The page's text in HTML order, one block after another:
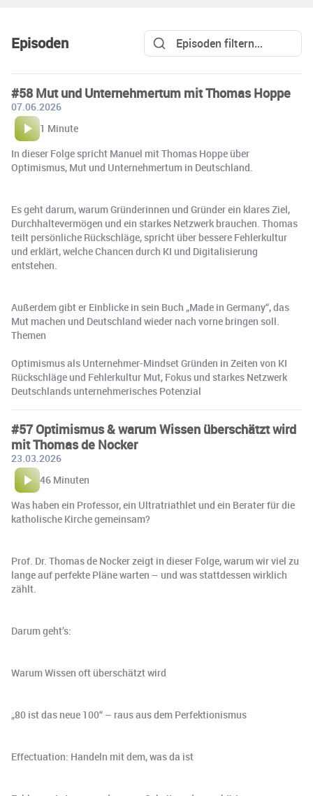
Episoden
#58 Mut und Unternehmertum mit Thomas Hoppe
07.06.2026
1 Minute
In dieser Folge spricht Manuel mit Thomas Hoppe über
Optimismus, Mut und Unternehmertum in Deutschland.
Es geht darum, warum Gründerinnen und Gründer ein klares Ziel,
Durchhaltevermögen und ein starkes Netzwerk brauchen. Thomas
teilt persönliche Rückschläge, spricht über bessere Fehlerkultur
und erklärt, welche Chancen durch KI und Digitalisierung
entstehen.
Außerdem gibt er Einblicke in sein Buch „Made in Germany“, das
Mut machen und Deutschland wieder nach vorne bringen soll.
Themen
Optimismus als Unternehmer-Mindset Gründen in Zeiten von KI
Rückschläge und Fehlerkultur Mut, Fokus und starkes Netzwerk
Deutschlands unternehmerisches Potenzial
#57 Optimismus & warum Wissen überschätzt wird
mit Thomas de Nocker
23.03.2026
46 Minuten
Was haben ein Professor, ein Ultratriathlet und ein Berater für die
katholische Kirche gemeinsam?
Prof. Dr. Thomas de Nocker zeigt in dieser Folge, warum wir viel zu
lange auf perfekte Pläne warten – und was stattdessen wirklich
zählt.
Darum geht’s:
Warum Wissen oft überschätzt wird
„80 ist das neue 100“ – raus aus dem Perfektionismus
Effectuation: Handeln mit dem, was da ist